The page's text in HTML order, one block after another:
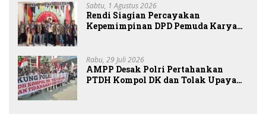
Sabtu, 1 Agustus 2026
Rendi Siagian Percayakan
Kepemimpinan DPD Pemuda Karya
Rabu, 29 Juli 2026
AMPP Desak Polri Pertahankan
PTDH Kompol DK dan Tolak Upaya